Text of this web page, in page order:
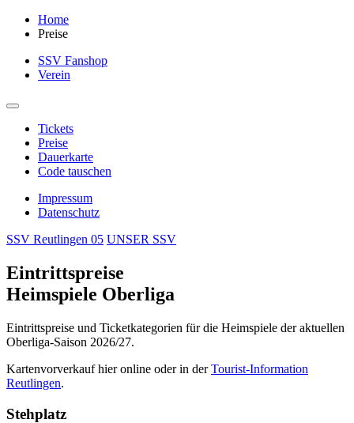
Home
Preise
SSV Fanshop
Verein
Tickets
Preise
Dauerkarte
Code tauschen
Impressum
Datenschutz
SSV Reutlingen 05 UNSER SSV
Eintrittspreise
Heimspiele Oberliga
Eintrittspreise und Ticketkategorien für die Heimspiele der aktuellen
Oberliga-Saison 2026/27.
Kartenvorverkauf hier online oder in derTourist-Information
Reutlingen.
Stehplatz